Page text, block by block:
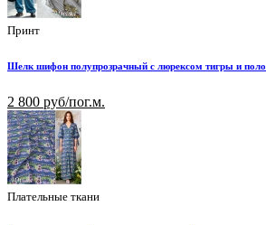
Принт
Шелк шифон полупрозрачный с люрексом тигры и
2 800 руб/пог.м.
Плательные ткани